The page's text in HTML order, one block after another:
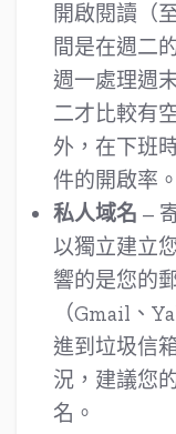
開啟閱讀（
間是在週二
週一處理週
二才比較有
外，在下班
件的開啟率。
私人域名 –
以獨立建立
響的是您的
（Gmail、
進到垃圾信
況，建議您
名。